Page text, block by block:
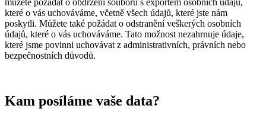
můžete požádat o obdržení souboru s exportem osobních údajů,
které o vás uchováváme, včetně všech údajů, které jste nám
poskytli. Můžete také požádat o odstranění veškerých osobních
údajů, které o vás uchováváme. Tato možnost nezahrnuje údaje,
které jsme povinni uchovávat z administrativních, právních nebo
bezpečnostních důvodů.
Kam posíláme vaše data?